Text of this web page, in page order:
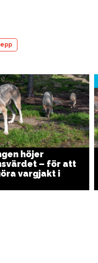
höjer
– för att
vargjakt i